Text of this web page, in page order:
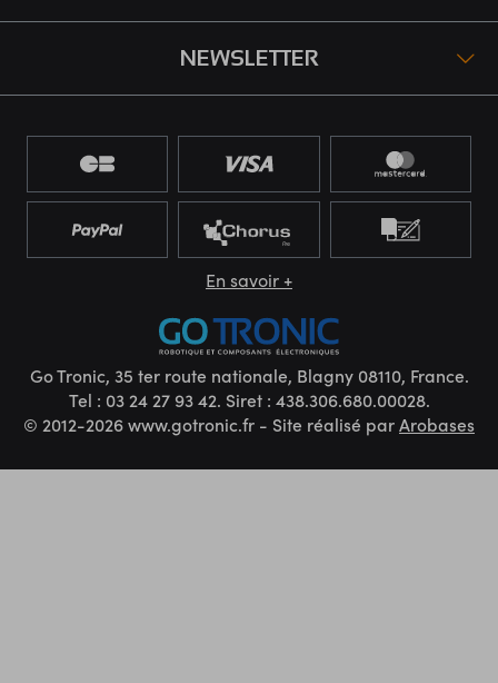
NEWSLETTER
En savoir +
Go Tronic, 35 ter route nationale, Blagny 08110, France.
Tel : 03 24 27 93 42. Siret : 438.306.680.00028.
© 2012-2026 www.gotronic.fr - Site réalisé parArobases